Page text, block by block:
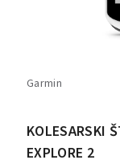
Garmin
KOLESARSKI
EXPLORE 2